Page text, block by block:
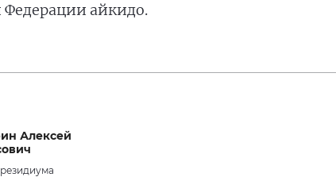
айкидо.
Алексей